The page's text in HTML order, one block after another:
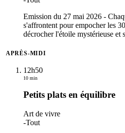
Emission du 27 mai 2026 -
s'affrontent pour empocher les
décrocher l'étoile mystérieuse et
APRÈS-MIDI
12h50
10 min
Petits plats en équilibre
Art de vivre
-Tout